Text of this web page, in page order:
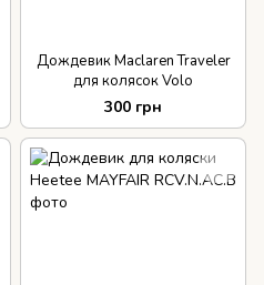
Дождевик Maclaren Traveler
для колясок Volo
300 грн